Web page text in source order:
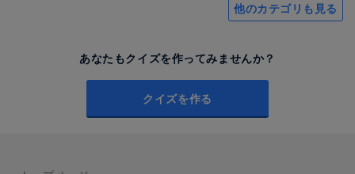
他のカテゴリも見る
あなたもクイズを作ってみませんか？
クイズを作る